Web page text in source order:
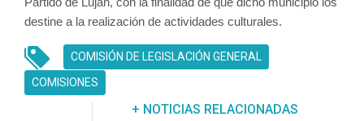
destine a la realización de actividades culturales.
COMISIÓN DE LEGISLACIÓN GENERAL
UNREAD MESSAGES
COMISIONES
UNREAD MESSAGES
+ NOTICIAS RELACIONADAS